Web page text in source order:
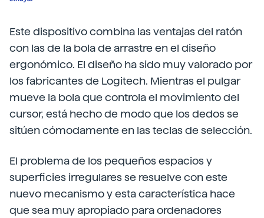
Este dispositivo combina las ventajas del ratón
con las de la bola de arrastre en el diseño
ergonómico. El diseño ha sido muy valorado por
los fabricantes de Logitech. Mientras el pulgar
mueve la bola que controla el movimiento del
cursor, está hecho de modo que los dedos se
sitúen cómodamente en las teclas de selección.
El problema de los pequeños espacios y
superficies irregulares se resuelve con este
nuevo mecanismo y esta característica hace
que sea muy apropiado para ordenadores